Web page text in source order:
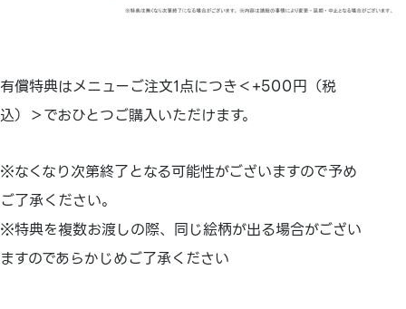
有償特典はメニューご注文1点につき＜+500円（税
込）＞でおひとつご購入いただけます。
※なくなり次第終了となる可能性がございますので予め
ご了承ください。
※特典を複数お渡しの際、同じ絵柄が出る場合がござい
ますのであらかじめご了承ください